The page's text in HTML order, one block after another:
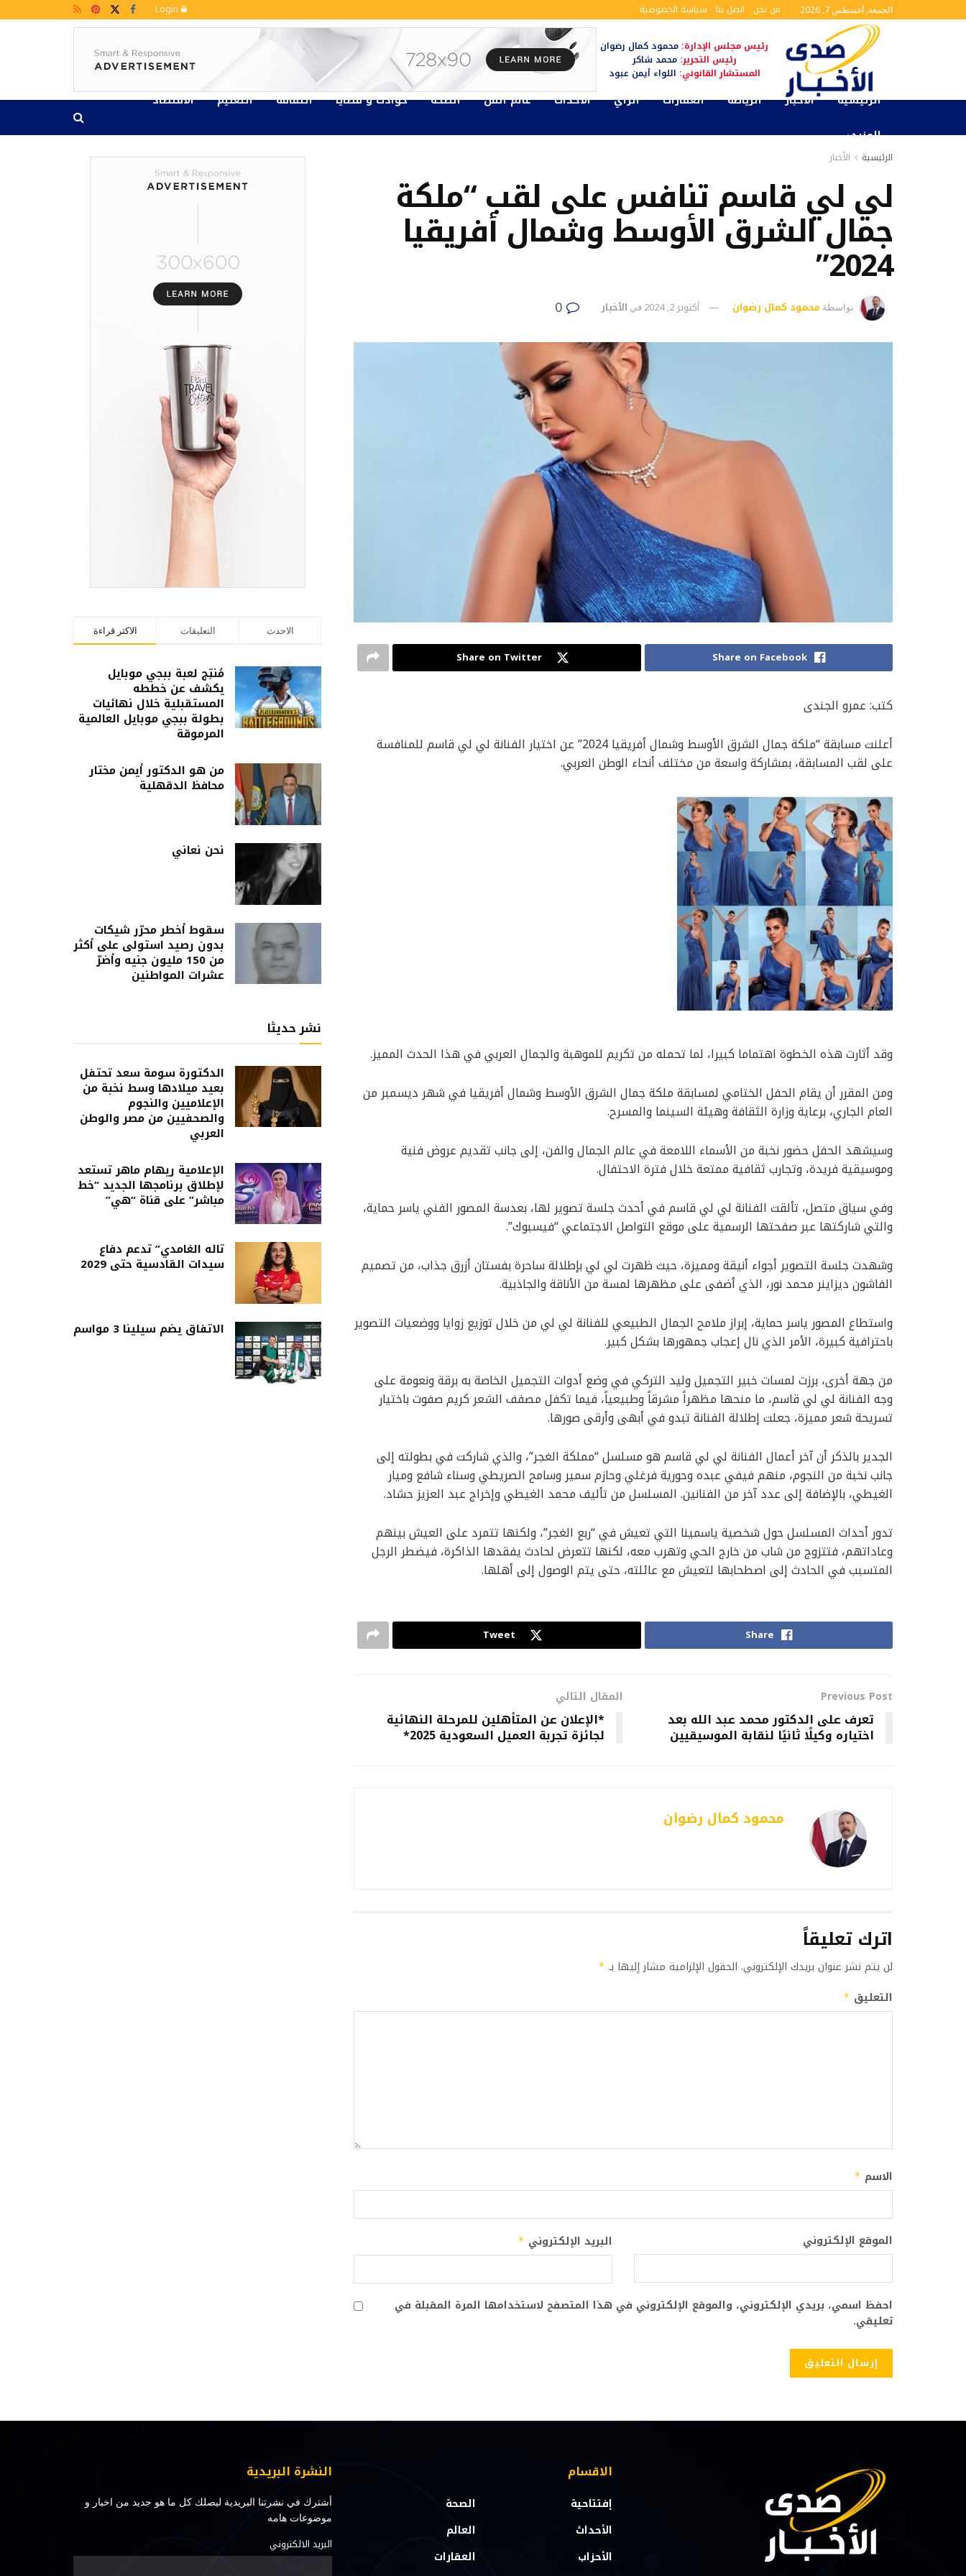
الجمعة, أغسطس 7, 2026 من نحن اتصل بنا سياسة الخصوصية
رئيس مجلس الإدارة: محمود كمال رضوان
رئيس التحرير:محمد شاكر
المستشار القانوني: اللواء أيمن عبود
الرئيسية الأخبار الرياضة العقارات الرأي الأحداث عالم الفن الصحة حوادث و قضايا الثقافة التعليم
الاقتصاد
المزيد
الرئيسية الأخبار
لي لي قاسم تنافس على لقب “ملكة
جمال الشرق الأوسط وشمال أفريقيا
2024”
بواسطة محمود كمال رضوان أكتوبر 2, 2024 في الأخبار
Share on Facebook
Share on Twitter
كتب: عمرو الجندى
أعلنت مسابقة “ملكة جمال الشرق الأوسط وشمال أفريقيا 2024” عن اختيار الفنانة لي لي قاسم للمنافسة
على لقب المسابقة، بمشاركة واسعة من مختلف أنحاء الوطن العربي.
وقد أثارت هذه الخطوة اهتماما كبيرا، لما تحمله من تكريم للموهبة والجمال العربي في هذا الحدث المميز.
ومن المقرر أن يقام الحفل الختامي لمسابقة ملكة جمال الشرق الأوسط وشمال أفريقيا في شهر ديسمبر من
العام الجاري، برعاية وزارة الثقافة وهيئة السينما والمسرح.
وسيشهد الحفل حضور نخبة من الأسماء اللامعة في عالم الجمال والفن، إلى جانب تقديم عروض فنية
وموسيقية فريدة، وتجارب ثقافية ممتعة خلال فترة الاحتفال.
وفي سياق متصل، تألقت الفنانة لي لي قاسم في أحدث جلسة تصوير لها، بعدسة المصور الفني ياسر حماية،
والتي شاركتها عبر صفحتها الرسمية على موقع التواصل الاجتماعي “فيسبوك”.
وشهدت جلسة التصوير أجواء أنيقة ومميزة، حيث ظهرت لي لي بإطلالة ساحرة بفستان أزرق جذاب، من تصميم
الفاشون دیزاینر محمد نور، الذي أضفى على مظهرها لمسة من الأناقة والجاذبية.
واستطاع المصور ياسر حماية، إبراز ملامح الجمال الطبيعي للفنانة لي لي من خلال توزيع زوايا ووضعيات التصوير
باحترافية كبيرة، الأمر الذي نال إعجاب جمهورها بشكل كبير.
من جهة أخرى، برزت لمسات خبير التجميل وليد التركي في وضع أدوات التجميل الخاصة به برقة ونعومة على
وجه الفنانة لي لي قاسم، ما منحها مظهراً مشرقاً وطبيعياً، فيما تكفل مصفف الشعر كريم صفوت باختيار
تسريحة شعر مميزة، جعلت إطلالة الفنانة تبدو في أبهى وأرقى صورها.
الجدير بالذكر أن آخر أعمال الفنانة لي لي قاسم هو مسلسل “مملكة الغجر”، والذي شاركت في بطولته إلى
جانب نخبة من النجوم، منهم فيفي عبده وحورية فرغلي وحازم سمير وسامح الصريطي وسناء شافع وميار
الغيطي، بالإضافة إلى عدد آخر من الفنانين. المسلسل من تأليف محمد الغيطي وإخراج عبد العزيز حشاد.
تدور أحداث المسلسل حول شخصية ياسمينا التي تعيش في “ربع الغجر”، ولكنها تتمرد على العيش بينهم
وعاداتهم، فتتزوج من شاب من خارج الحي وتهرب معه، لكنها تتعرض لحادث يفقدها الذاكرة، فيضطر الرجل
المتسبب في الحادث إلى اصطحابها لتعيش مع عائلته، حتى يتم الوصول إلى أهلها.
Share
Tweet
Previous Post
تعرف على الدكتور محمد عبد الله بعد
اختياره وكيلًا ثانيًا لنقابة الموسيقيين
المقال التالي
*الإعلان عن المتأهلين للمرحلة النهائية
لجائزة تجربة العميل السعودية 2025*
محمود كمال رضوان
اترك تعليقاً
لن يتم نشر عنوان بريدك الإلكتروني. الحقول الإلزامية مشار إليها بـ *
التعليق *
الاسم *
البريد الإلكتروني * الموقع الإلكتروني
احفظ اسمي، بريدي الإلكتروني، والموقع الإلكتروني في هذا المتصفح لاستخدامها المرة المقبلة في
تعليقي.
الاكثر قراءة التعليقات الاحدث
مُنتِج لعبة ببجي موبايل
يكشف عن خططه
المستقبلية خلال نهائيات
بطولة ببجي موبايل العالمية
المرموقة
من هو الدكتور أيمن مختار
محافظ الدقهلية
نحن نعاني
سقوط أخطر محرّر شيكات
بدون رصيد استولى على أكثر
من 150 مليون جنيه وأضرّ
عشرات المواطنين
نشر حديثا
الدكتورة سومة سعد تحتفل
بعيد ميلادها وسط نخبة من
الإعلاميين والنجوم
والصحفيين من مصر والوطن
العربي
الإعلامية ريهام ماهر تستعد
لإطلاق برنامجها الجديد “خط
مباشر” على قناة “هي”
تاله الغامدي” تدعم دفاع
سيدات القادسية حتى 2029
الاتفاق يضم سيلينا 3 مواسم
الاقسام
إفتتاحية
الأحداث
الأحزاب
الصحة
العالم
العقارات
النشرة البريدية
أشترك في نشرتنا البريدية ليصلك كل ما هو جديد من اخبار و
موضوعات هامه
البريد الالكتروني